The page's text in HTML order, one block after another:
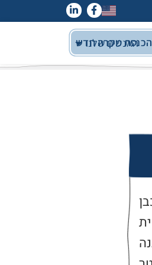
האנשים שלנו
הכנסת מקרה חדש